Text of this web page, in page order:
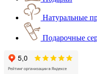
Натуральные
Подарочные